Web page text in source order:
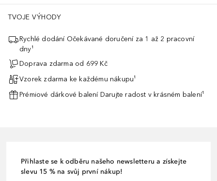
TVOJE VÝHODY
Rychlé dodání Očekávané doručení za 1 až 2 pracovní
dny¹
Doprava zdarma od 699 Kč
Vzorek zdarma ke každému nákupu¹
Prémiové dárkové balení Darujte radost v krásném balení¹
Přihlaste se k odběru našeho newsletteru a získejte
slevu 15 % na svůj první nákup!